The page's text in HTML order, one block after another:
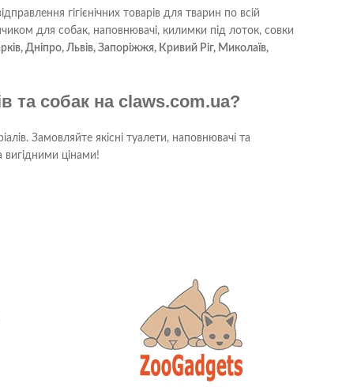
гігієнічних товарів для тварин по всій
для собак, наповнювачі, килимки під лоток, совки
Дніпро, Львів, Запоріжжя, Кривий Ріг, Миколаїв,
та собак на claws.com.ua?
Замовляйте якісні туалети, наповнювачі та
вигідними цінами!